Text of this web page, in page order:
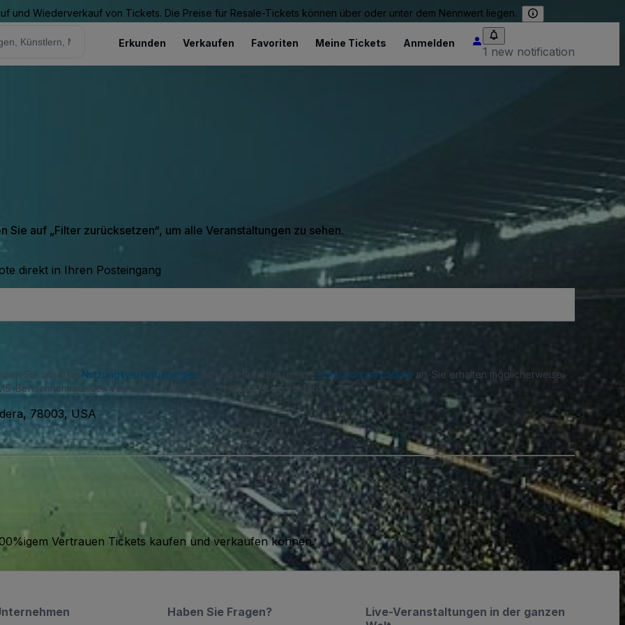
und Wiederverkauf von Tickets. Die Preise für Resale-Tickets können über oder unter dem Nennwert liegen.
Erkunden Verkaufen Favoriten Meine Tickets Anmelden
1 new notification
Sie auf „Filter zurücksetzen“, um alle Veranstaltungen zu sehen.
direkt in Ihren Posteingang
Sie unseren Nutzungsvereinbarungen zu und erkennen unsere Datenschutzrichtlinie an. Sie erhalten möglicherweise
Benachrichtigungen von uns und können sich jederzeit abmelden.
78003, USA
Vertrauen Tickets kaufen und verkaufen können.
Live-Veranstaltungen in der ganzen
Haben Sie Fragen?